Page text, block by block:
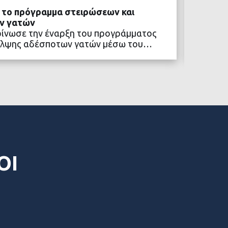
ΠΕΡΙΣΣΟΤΕΡΑ
πρόγραμμα στειρώσεων και
γατών
την έναρξη του προγράμματος
αδέσποτων γατών μέσω του…